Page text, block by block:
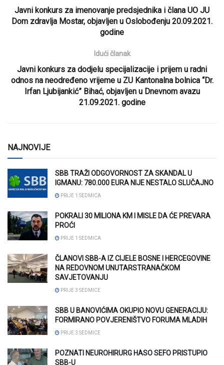
Javni konkurs za imenovanje predsjednika i člana UO JU
Dom zdravlja Mostar, objavljen u Oslobođenju 20.09.2021.
godine
Idući članak
Javni konkurs za dodjelu specijalizacije i prijem u radni
odnos na neodređeno vrijeme u ZU Kantonalna bolnica “Dr.
Irfan Ljubijankić” Bihać, objavljen u Dnevnom avazu
21.09.2021. godine
NAJNOVIJE
SBB TRAŽI ODGOVORNOST ZA SKANDAL U
IGMANU: 780.000 EURA NIJE NESTALO SLUČAJNO
PRIJE 1 SEDMICA
POKRALI 30 MILIONA KM I MISLE DA ĆE PREVARA
PROĆI
PRIJE 1 SEDMICA
ČLANOVI SBB-A IZ CIJELE BOSNE I HERCEGOVINE
NA REDOVNOM UNUTARSTRANAČKOM
SAVJETOVANJU
PRIJE 3 SEDMICE
SBB U BANOVIĆIMA OKUPIO NOVU GENERACIJU:
FORMIRANO POVJERENIŠTVO FORUMA MLADIH
PRIJE 3 SEDMICE
POZNATI NEUROHIRURG HASO SEFO PRISTUPIO
SBB-U